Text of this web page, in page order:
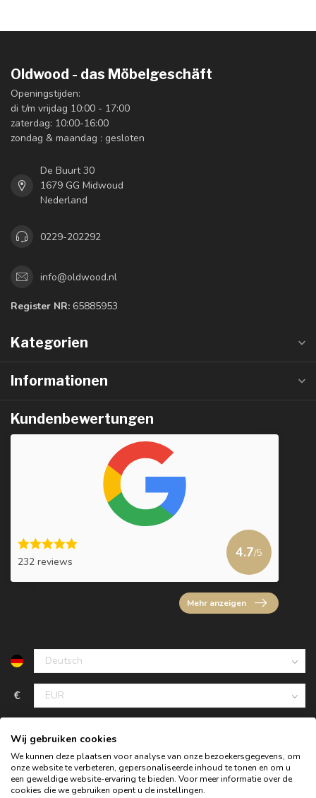
Oldwood - das Möbelgeschäft
Openingstijden:
di t/m vrijdag 10:00 - 17:00
zaterdag: 10:00-16:00
zondag & maandag : gesloten
De Buurt 30
1679 GG Midwoud
Nederland
0229-202292
info@oldwood.nl
Register NR: 65885953
Kategorien
Informationen
Kundenbewertungen
232 reviews
4.7/5
Mehr anzeigen
€
Wij gebruiken cookies
We kunnen deze plaatsen voor analyse van onze bezoekersgegevens, om
onze website te verbeteren, gepersonaliseerde inhoud te tonen en om u
een geweldige website-ervaring te bieden. Voor meer informatie over de
cookies die we gebruiken opent u de instellingen.